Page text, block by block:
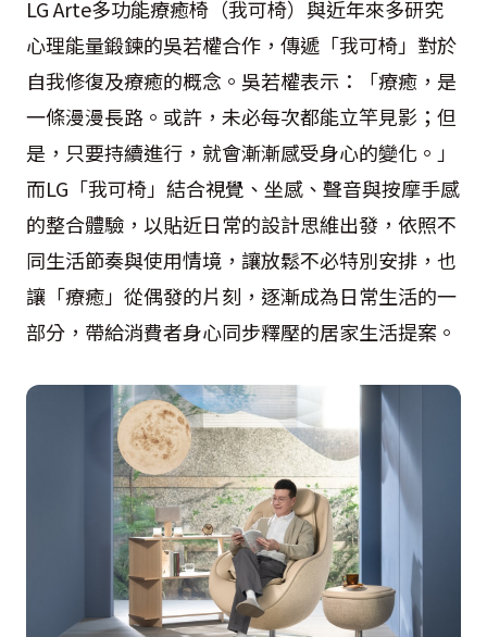
LG Arte多功能療癒椅（我可椅）與近年來多研究
心理能量鍛鍊的吳若權合作，傳遞「我可椅」對於
自我修復及療癒的概念。吳若權表示：「療癒，是
一條漫漫長路。或許，未必每次都能立竿見影；但
是，只要持續進行，就會漸漸感受身心的變化。」
而LG「我可椅」結合視覺、坐感、聲音與按摩手感
的整合體驗，以貼近日常的設計思維出發，依照不
同生活節奏與使用情境，讓放鬆不必特別安排，也
讓「療癒」從偶發的片刻，逐漸成為日常生活的一
部分，帶給消費者身心同步釋壓的居家生活提案。